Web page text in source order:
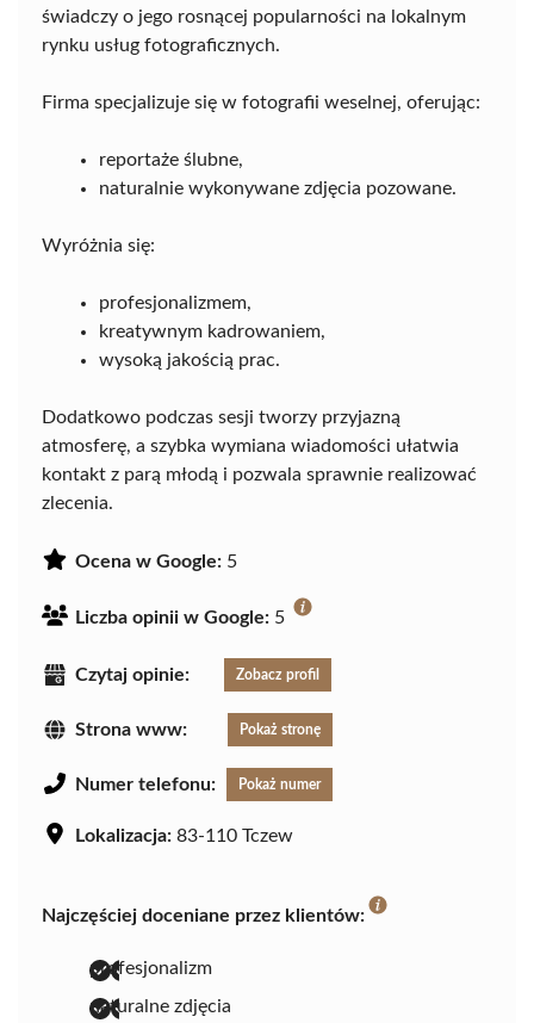
świadczy o jego rosnącej popularności na lokalnym
rynku usług fotograficznych.
Firma specjalizuje się w fotografii weselnej, oferując:
reportaże ślubne,
naturalnie wykonywane zdjęcia pozowane.
Wyróżnia się:
profesjonalizmem,
kreatywnym kadrowaniem,
wysoką jakością prac.
Dodatkowo podczas sesji tworzy przyjazną
atmosferę, a szybka wymiana wiadomości ułatwia
kontakt z parą młodą i pozwala sprawnie realizować
zlecenia.
Ocena w Google: 5
Liczba opinii w Google: 5
Czytaj opinie: Zobacz profil
Strona www: Pokaż stronę
Numer telefonu: Pokaż numer
Lokalizacja: 83-110 Tczew
Najczęściej doceniane przez klientów:
profesjonalizm
naturalne zdjęcia